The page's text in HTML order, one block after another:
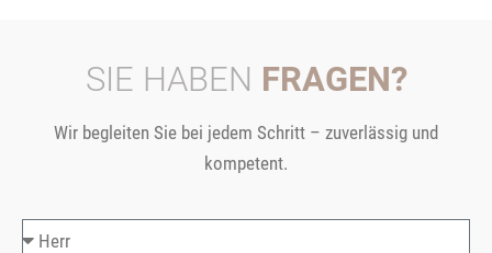
SIE HABEN FRAGEN?
Wir begleiten Sie bei jedem Schritt – zuverlässig und
kompetent.